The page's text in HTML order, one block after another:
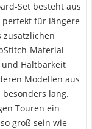
Set besteht aus
perfekt für längere
zusätzlichen
Material
Haltbarkeit
Modellen aus
besonders lang.
Touren ein
groß sein wie